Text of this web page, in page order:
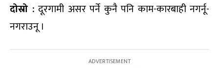
दोस्रो : दूरगामी असर पर्ने कुनै पनि काम-कारबाही नगर्नू-
नगराउनू ।